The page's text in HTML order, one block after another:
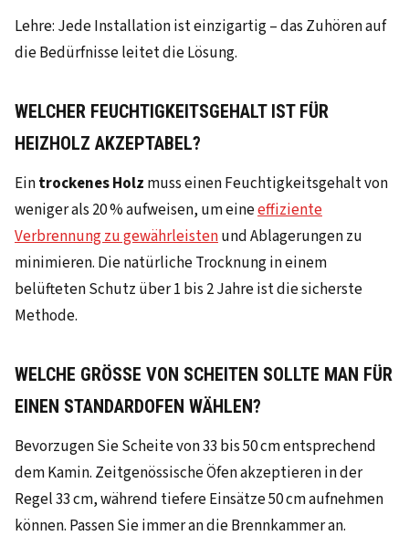
Lehre: Jede Installation ist einzigartig – das Zuhören auf
die Bedürfnisse leitet die Lösung.
WELCHER FEUCHTIGKEITSGEHALT IST FÜR
HEIZHOLZ AKZEPTABEL?
Eintrockenes Holz muss einen Feuchtigkeitsgehalt von
weniger als 20 % aufweisen, um eineeffiziente
Verbrennung zu gewährleistenund Ablagerungen zu
minimieren. Die natürliche Trocknung in einem
belüfteten Schutz über 1 bis 2 Jahre ist die sicherste
Methode.
WELCHE GRÖSSE VON SCHEITEN SOLLTE MAN FÜR E
INEN STANDARDOFEN WÄHLEN?
Bevorzugen Sie Scheite von 33 bis 50 cm entsprechend
dem Kamin. Zeitgenössische Öfen akzeptieren in der
Regel 33 cm, während tiefere Einsätze 50 cm aufnehmen
können. Passen Sie immer an die Brennkammer an.